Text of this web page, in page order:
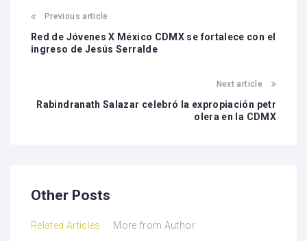
Previous article
Red de Jóvenes X México CDMX se fortalece con el
ingreso de Jesús Serralde
Next article
Rabindranath Salazar celebró la expropiación petr
olera en la CDMX
Other Posts
Related Articles More from Author